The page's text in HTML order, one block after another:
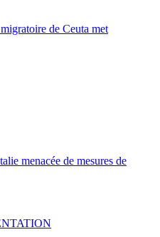
de Ceuta met
menacée de mesures de